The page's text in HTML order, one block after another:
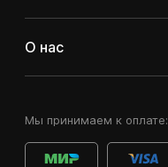
О нас
Мы принимаем к оплате: